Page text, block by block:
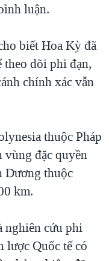
luận.
biết Hoa Kỳ đã
theo dõi phi đạn,
chính xác vẫn
thuộc Pháp
vùng đặc quyền
Dương thuộc
km.
nghiên cứu phi
lược Quốc tế có